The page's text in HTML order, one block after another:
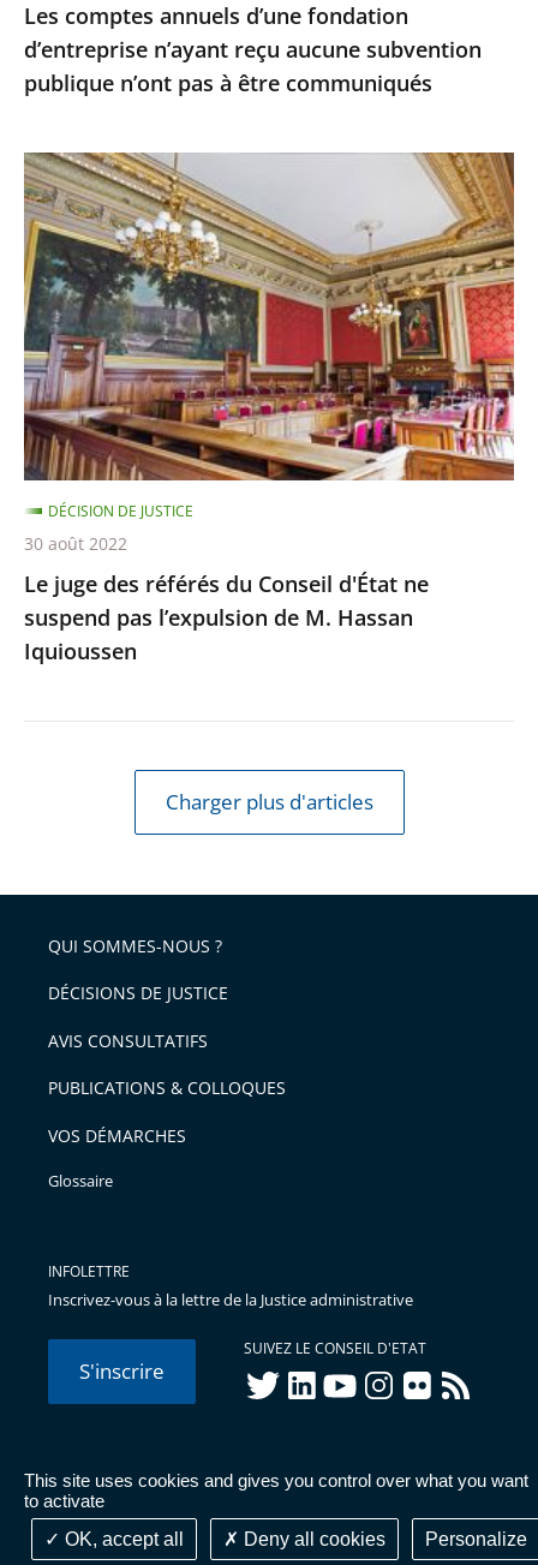
This site uses cookies and gives you control over what you want
to activate
OK, accept all
Deny all cookies Personalize
pas
à
être
Les comptes annuels d’une fondation
d’entreprise n’ayant reçu aucune subvention
publique n’ont pas à être communiqués
Le
juge
des
référés
du
Conseil
d'État
ne
suspend
pas
l’expulsion
de
M.
Hassan
Iquioussen
Le juge des référés du Conseil d'État ne
suspend pas l’expulsion de M. Hassan
Iquioussen
DÉCISION DE JUSTICE
30 août 2022
Charger plus d'articles
QUI SOMMES-NOUS ?
DÉCISIONS DE JUSTICE
AVIS CONSULTATIFS
PUBLICATIONS & COLLOQUES
VOS DÉMARCHES
Glossaire
INFOLETTRE
Inscrivez-vous à la lettre de la Justice administrative
S'inscrire
SUIVEZ LE CONSEIL D'ETAT
twitterlinkedInyoutubeinstagram
flickr rss
© Conseil d'État 2026 - Mentions légales
Données
personnelles-Publications administratives-Accessibilité :
partiellement conforme